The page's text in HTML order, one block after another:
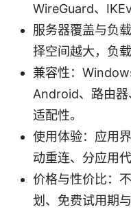
WireGuard、
服务器覆盖与负
择空间越大，负
兼容性：
Android、路由
适配性。
使用体验：应用
动重连、分应用
价格与性价比：
划、免费试用期与